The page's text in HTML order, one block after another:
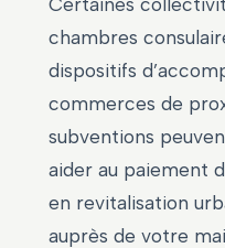
chambres
dispositifs
commerces de
subventions
aider au paiement
en revitalisation
auprès de votre